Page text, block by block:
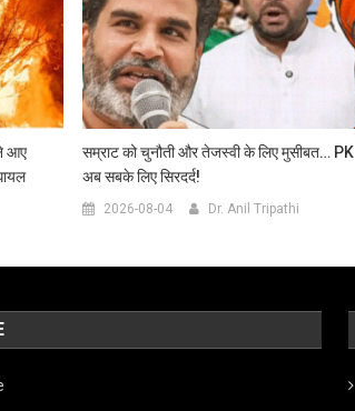
आए
सम्राट को चुनौती और तेजस्वी के लिए मुसीबत… PK
अब सबके लिए सिरदर्द!
2026-08-04 Dr. Anil Tripathi